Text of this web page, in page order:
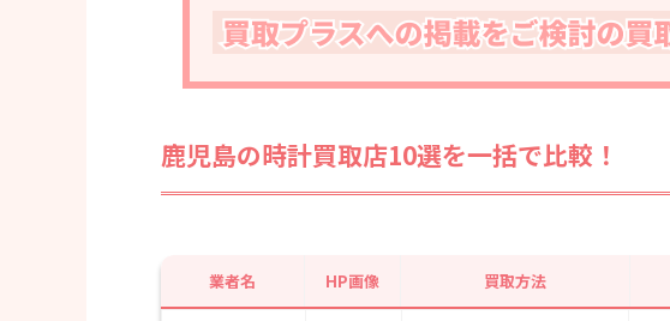
鹿児島の時計買取店10選を一括で比較！
業者名 HP画像 買取方法